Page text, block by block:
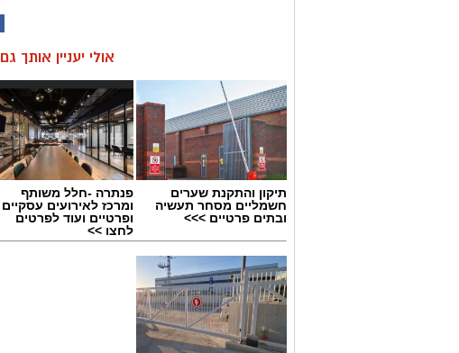
אולי יעניין אותך גם
תיקון והתקנת שערים
חשמליים מסחר תעשיה
ובתים פרטיים >>>
פנתרה -חלל משותף
ומרכז לאירועים עסקיים
ופרטיים ועוד לפרטים
לחצו >>